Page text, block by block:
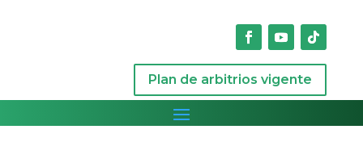
Plan de arbitrios vigente